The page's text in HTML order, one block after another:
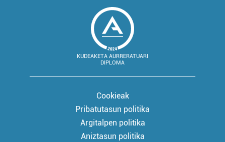
KUDEAKETA AURRERATUARI
DIPLOMA
Cookieak
Pribatutasun politika
Argitalpen politika
Aniztasun politika